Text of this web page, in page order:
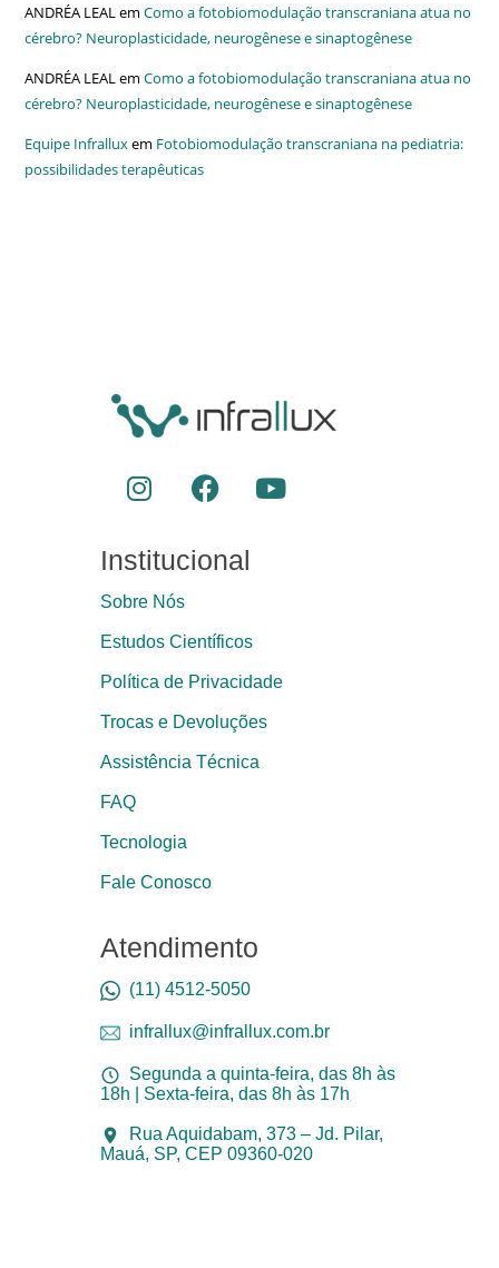
ANDRÉA LEALemComo a fotobiomodulação transcraniana atua no
cérebro? Neuroplasticidade, neurogênese e sinaptogênese
ANDRÉA LEALemComo a fotobiomodulação transcraniana atua no
cérebro? Neuroplasticidade, neurogênese e sinaptogênese
Equipe Infralluxem Fotobiomodulação transcraniana na pediatria:
possibilidades terapêuticas
Institucional
Sobre Nós
Estudos Científicos
Política de Privacidade
Trocas e Devoluções
Assistência Técnica
FAQ
Tecnologia
Fale Conosco
Atendimento
(11) 4512-5050
infrallux@infrallux.com.br
Segunda a quinta-feira, das 8h às
18h | Sexta-feira, das 8h às 17h
Rua Aquidabam, 373 – Jd. Pilar,
Mauá, SP, CEP 09360-020